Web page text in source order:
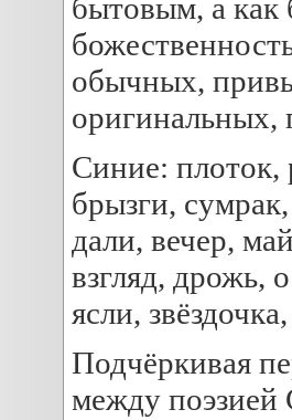
бытовым, а
обычных,
оригинальных,
Синие: плоток,
брызги,
дали, вечер,
взгляд, дрожь,
ясли,
Подчёркивая
между поэзией